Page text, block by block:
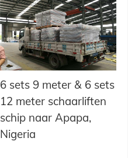
6 sets 9 meter & 6 sets
12 meter schaarliften
schip naar Apapa,
Nigeria